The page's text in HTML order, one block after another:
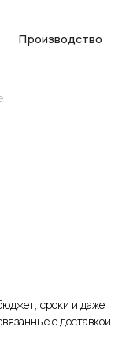
Контакты
сроки и даже
с доставкой